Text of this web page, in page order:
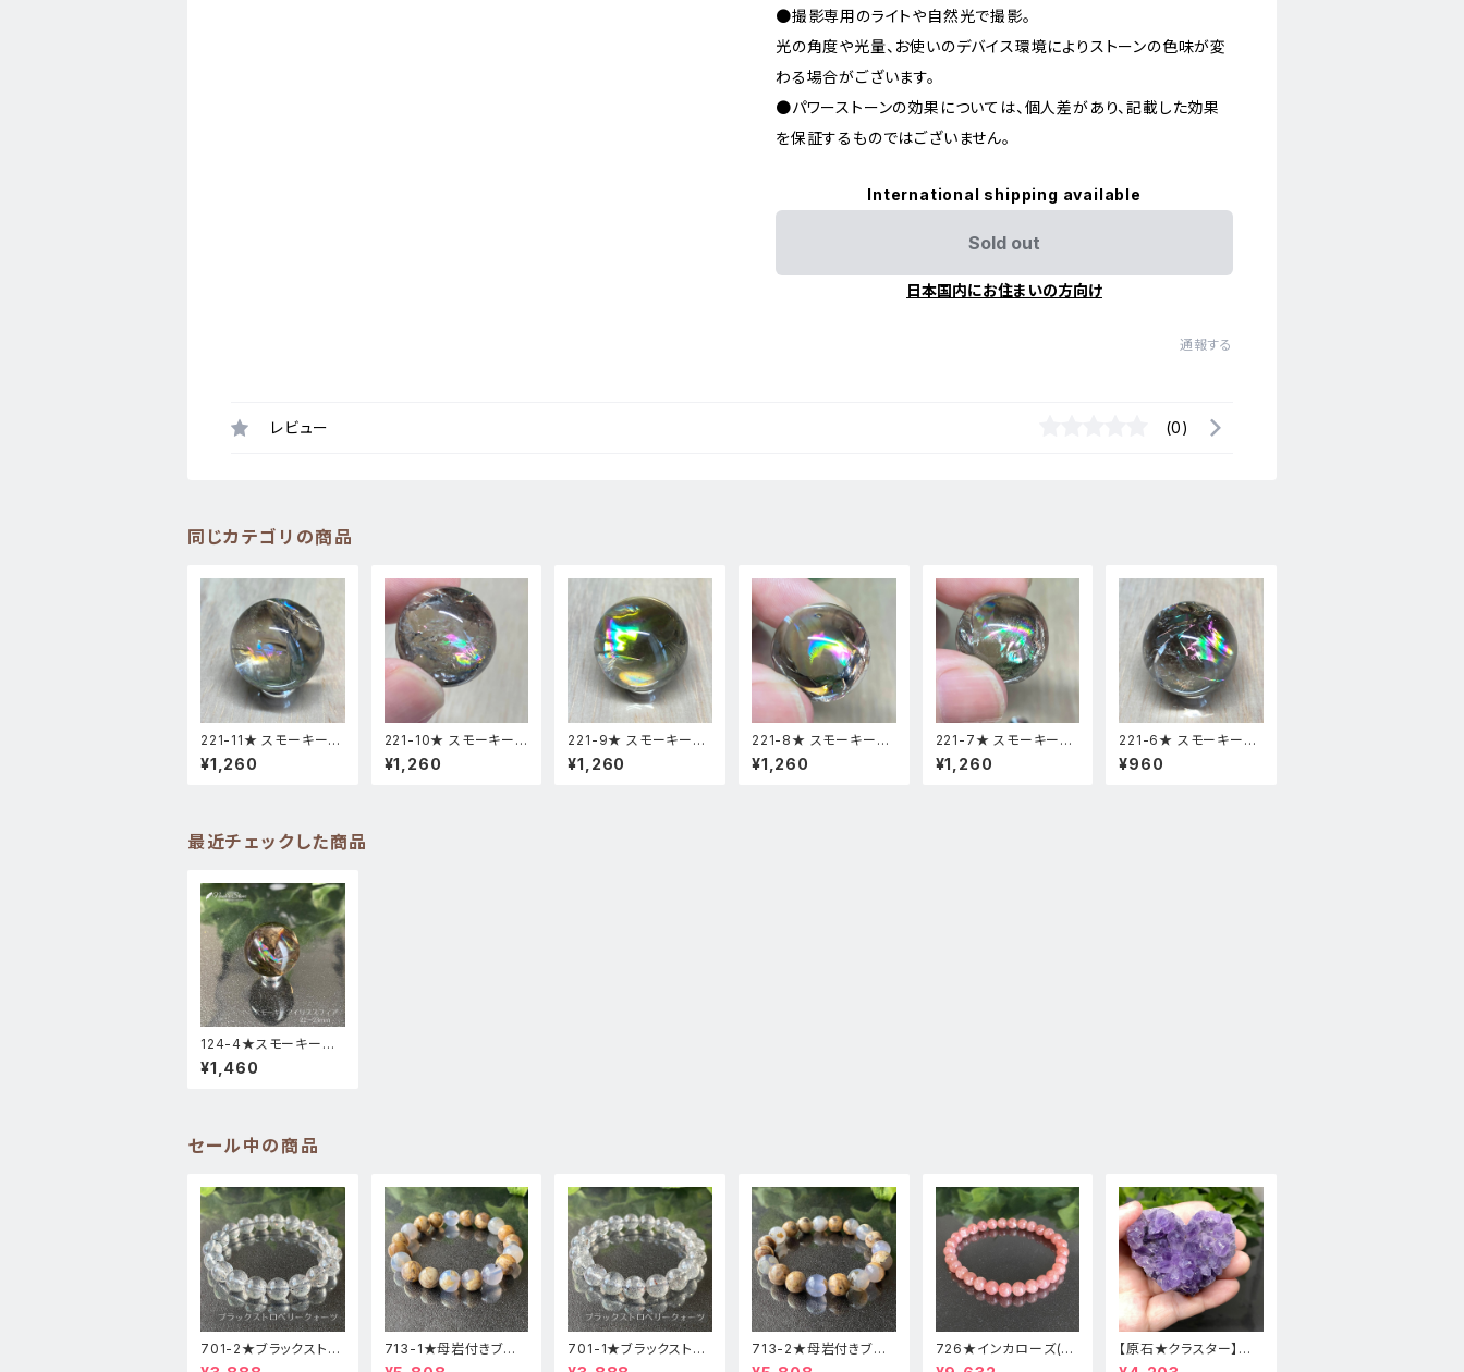
●撮影専用のライトや自然光で撮影。
光の角度や光量、お使いのデバイス環境によりストーンの色味が変
わる場合がございます。
●パワーストーンの効果については、個人差があり、記載した効果
を保証するものではございません。
International shipping available
Sold out
日本国内にお住まいの方向け
通報する
レビュー (0)
同じカテゴリの商品
221-11★ スモーキーア
イリス 台座付き スフィ
ア 天然石インテリア風
¥1,260
221-10★ スモーキーア
イリス 台座付き スフィ
ア 天然石インテリア風
¥1,260
221-9★ スモーキーア
イリス 台座付き スフィ
ア 天然石インテリア風
¥1,260
221-8★ スモーキーア
イリス 台座付き スフィ
ア 天然石インテリア風
¥1,260
221-7★ スモーキーア
イリス 台座付き スフィ
ア 天然石インテリア風
¥1,260
221-6★ スモーキーア
イリス 台座付き スフィ
ア 天然石インテリア風
¥960
最近チェックした商品
124-4★スモーキーア
イリス【スフィア(丸玉)・
台座付き】天然石インテ
¥1,460
セール中の商品
701-2★ブラックストロ
ベリークォーツ【高品
713-1★母岩付きブル
ーカルセドニー【高品
701-1★ブラックストロ
ベリークォーツ【高品
713-2★母岩付きブル
ーカルセドニー【高品
726★インカローズ(ロ
ードクロサイト)★天然
【原石★クラスター】アメ
ジスト★ハート形★cp-